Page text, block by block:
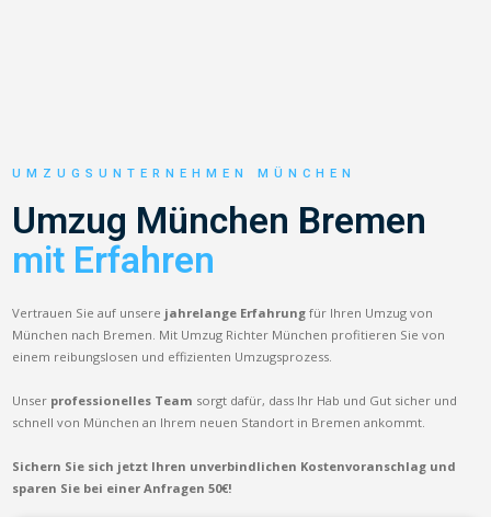
UMZUGSUNTERNEHMEN MÜNCHEN
Umzug München Bremen
mit Erfahren
Vertrauen Sie auf unsere jahrelange Erfahrung für Ihren Umzug von
München nach Bremen. Mit Umzug Richter München profitieren Sie von
einem reibungslosen und effizienten Umzugsprozess.
Unser professionelles Team sorgt dafür, dass Ihr Hab und Gut sicher und
schnell von München an Ihrem neuen Standort in Bremen ankommt.
Sichern Sie sich jetzt Ihren unverbindlichen Kostenvoranschlag und
sparen Sie bei einer Anfragen 50€!